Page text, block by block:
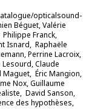
opticalsound-
Béguet, Valérie
Franck,
Isnard, Raphaële
Perrine Lacroix,
Claude
Maguet, Éric Mangion,
Nox, Guillaume
David Sanson,
des hypothèses,